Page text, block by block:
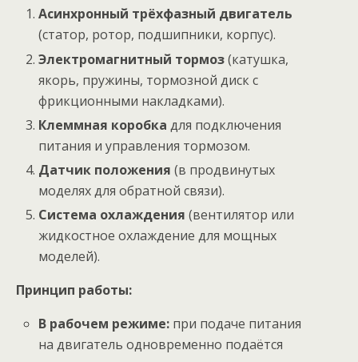
Асинхронный трёхфазный двигатель
(статор, ротор, подшипники, корпус).
Электромагнитный тормоз(катушка,
якорь, пружины, тормозной диск с
фрикционными накладками).
Клеммная коробка для подключения
питания и управления тормозом.
Датчик положения (в продвинутых
моделях для обратной связи).
Система охлаждения (вентилятор или
жидкостное охлаждение для мощных
моделей).
Принцип работы:
В рабочем режиме: при подаче питания
на двигатель одновременно подаётся